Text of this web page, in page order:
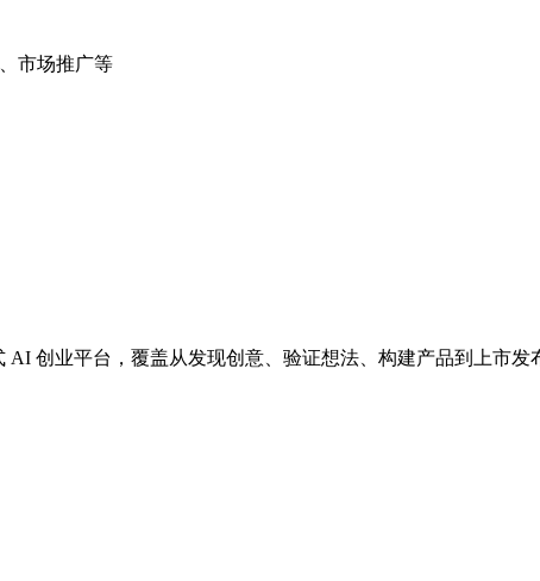
市场推广等
AI 创业平台，覆盖从发现创意、验证想法、构建产品到上市发